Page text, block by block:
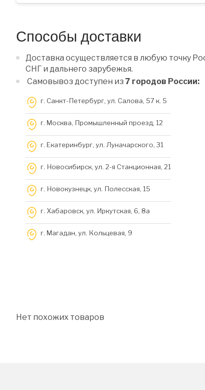
Способы доставки
Доставка осуществляется в любую точку
СНГ и дальнего зарубежья.
Самовывоз доступен из 7 городов России:
г. Санкт-Петербург, ул. Салова, 57 к. 5
г. Москва, Промышленный проезд, 12
г. Екатеринбург, ул. Луначарского, 31
г. Новосибирск, ул. 2-я Станционная, 21
г. Новокузнецк, ул. Полесская, 15
г. Хабаровск, ул. Иркутская, 6, 8a
г. Магадан, ул. Кольцевая, 9
Нет похожих товаров